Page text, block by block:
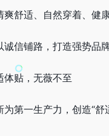
爽舒适、自然穿着、健
诚信铺路，打造强势品
体贴，无薇不至
第一生产力，创造“舒